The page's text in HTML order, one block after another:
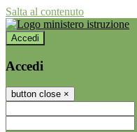
Salta al contenuto
Accedi
Accedi
button close ×